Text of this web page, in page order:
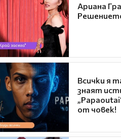
Ариана
Всички я
знаят
от човек!